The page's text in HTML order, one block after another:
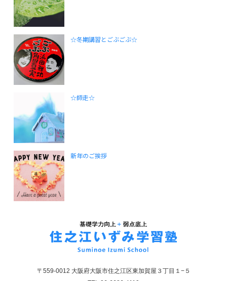
☆冬期講習とごぶごぶ☆
☆師走☆
新年のご挨拶
〒559-0012 大阪府大阪市住之江区東加賀屋３丁目１−５